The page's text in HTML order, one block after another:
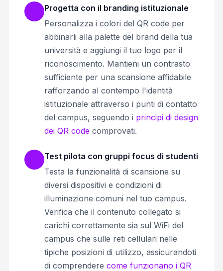
Progetta con il branding istituzionale
Personalizza i colori del QR code per
abbinarli alla palette del brand della tua
università e aggiungi il tuo logo per il
riconoscimento. Mantieni un contrasto
sufficiente per una scansione affidabile
rafforzando al contempo l'identità
istituzionale attraverso i punti di contatto
del campus, seguendo i principi di design
dei QR code comprovati.
Test pilota con gruppi focus di studenti
Testa la funzionalità di scansione su
diversi dispositivi e condizioni di
illuminazione comuni nel tuo campus.
Verifica che il contenuto collegato si
carichi correttamente sia sul WiFi del
campus che sulle reti cellulari nelle
tipiche posizioni di utilizzo, assicurandoti
di comprendere come funzionano i QR